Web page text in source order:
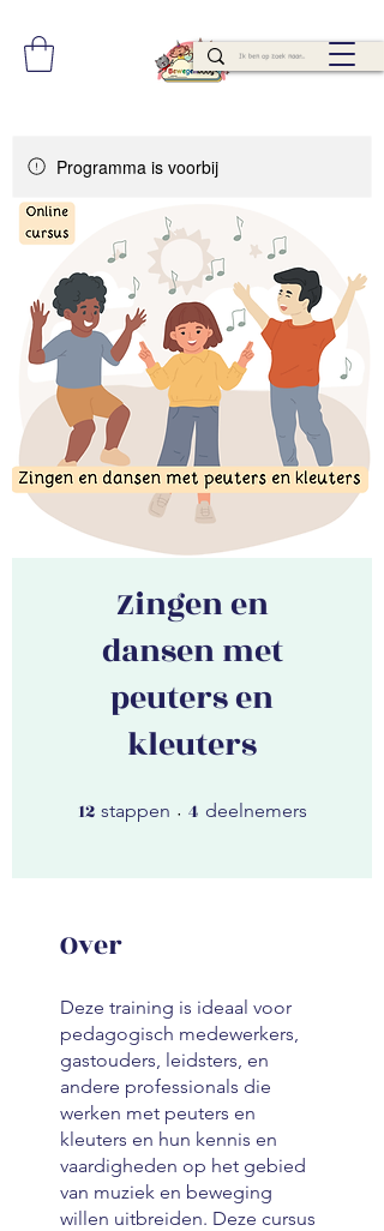
Programma is voorbij
Zingen en
dansen met
peuters en
kleuters
12 stappen 12 stappen
4 deelnemers
Over
Deze training is ideaal voor
pedagogisch medewerkers,
gastouders, leidsters, en
andere professionals die
werken met peuters en
kleuters en hun kennis en
vaardigheden op het gebied
van muziek en beweging
willen uitbreiden. Deze cursus